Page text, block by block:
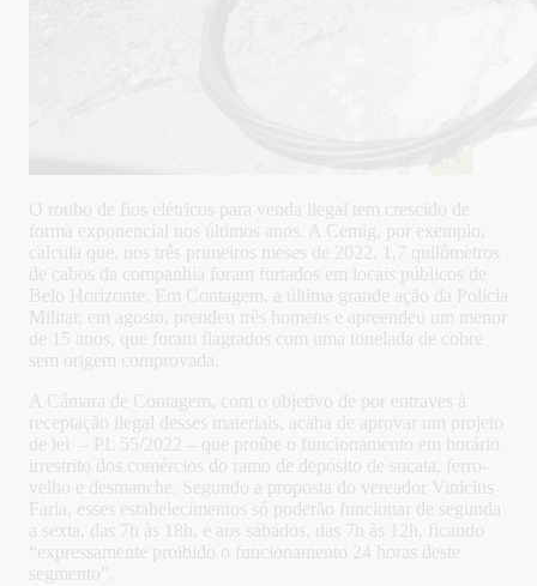
O roubo de fios elétricos para venda ilegal tem crescido de
forma exponencial nos últimos anos. A Cemig, por exemplo,
calcula que, nos três primeiros meses de 2022, 1,7 quilômetros
de cabos da companhia foram furtados em locais públicos de
Belo Horizonte. Em Contagem, a última grande ação da Polícia
Militar, em agosto, prendeu três homens e apreendeu um menor
de 15 anos, que foram flagrados com uma tonelada de cobre
sem origem comprovada.
A Câmara de Contagem, com o objetivo de por entraves à
receptação ilegal desses materiais, acaba de aprovar um projeto
de lei – PL 55/2022 – que proíbe o funcionamento em horário
irrestrito dos comércios do ramo de depósito de sucata, ferro-
velho e desmanche. Segundo a proposta do vereador Vinicius
Faria, esses estabelecimentos só poderão funcionar de segunda
a sexta, das 7h às 18h, e aos sábados, das 7h às 12h, ficando
“expressamente proibido o funcionamento 24 horas deste
segmento”.